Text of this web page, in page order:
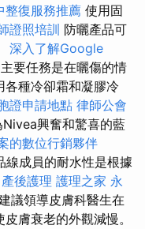
整復服務推薦 使用固
證照培訓 防曬產品可
深入了解Google
要任務是在曬傷的情
各種冷卻霜和凝膠冷
證申請地點 律師公會
興奮和驚喜的藍
的數位行銷夥伴
線成員的耐水性是根據
產後護理 護理之家 永
議領導皮膚科醫生在
膚衰老的外觀減慢。